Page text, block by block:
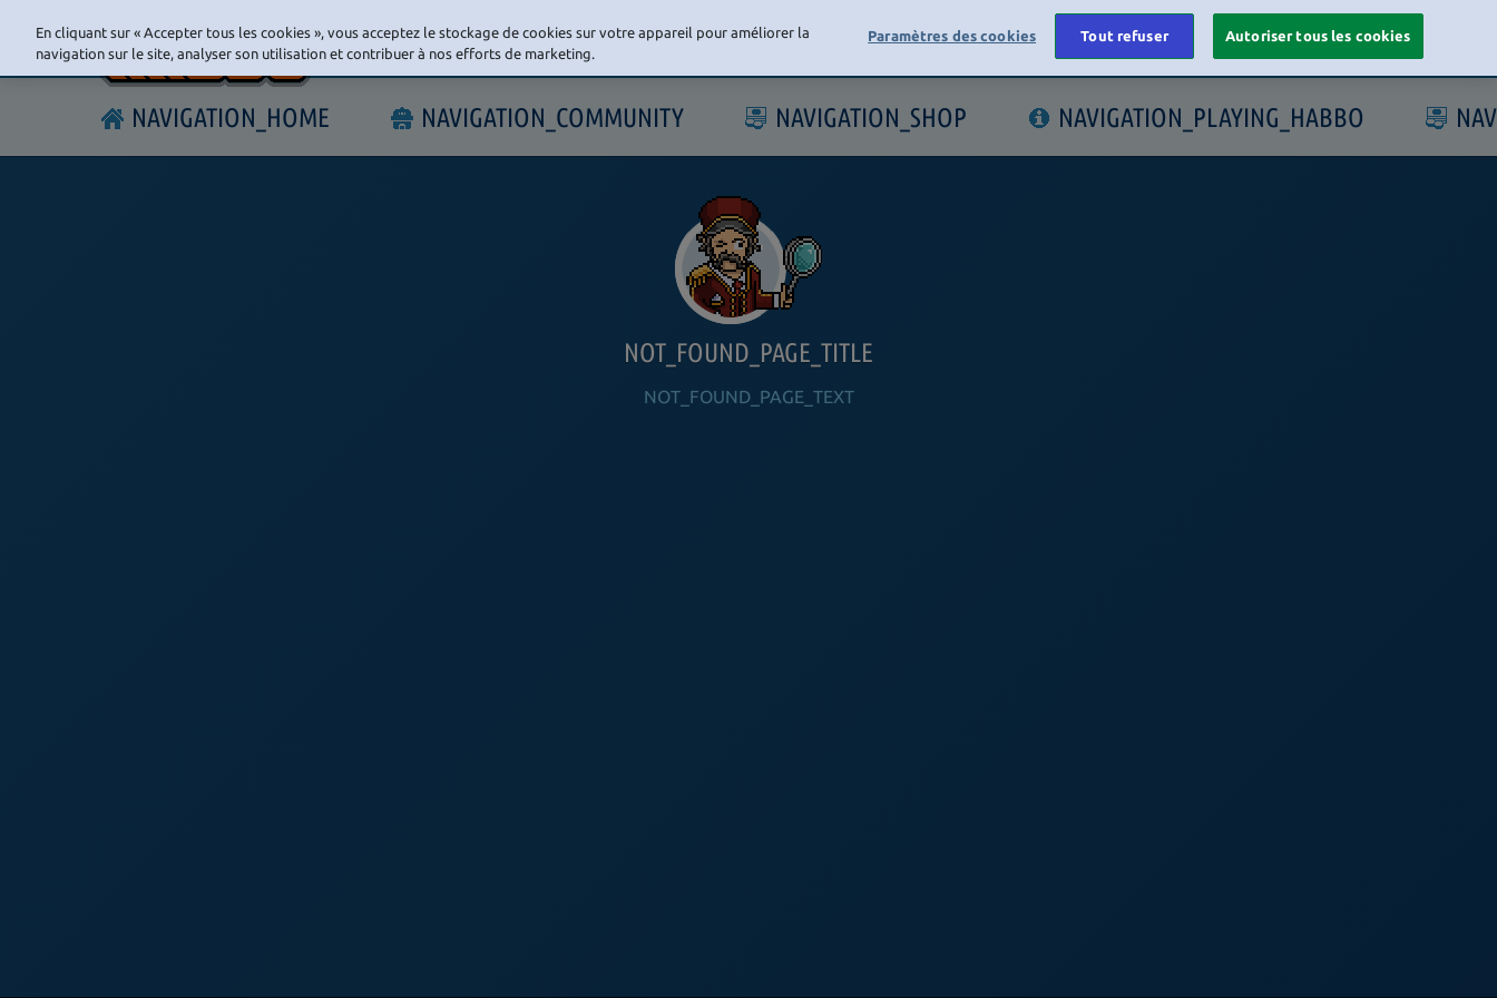
LOGIN
NAVIGATION_HOME NAVIGATION_COMMUNITY NAVIGATION_SHOP NAVIGATION_PLAYING_HABBO
NOT_FOUND_PAGE_TITLE
NOT_FOUND_PAGE_TEXT
En cliquant sur « Accepter tous les cookies », vous acceptez le stockage de cookies sur votre appareil pour améliorer la
navigation sur le site, analyser son utilisation et contribuer à nos efforts de marketing.
Paramètres des cookies Tout refuser Autoriser tous les cookies